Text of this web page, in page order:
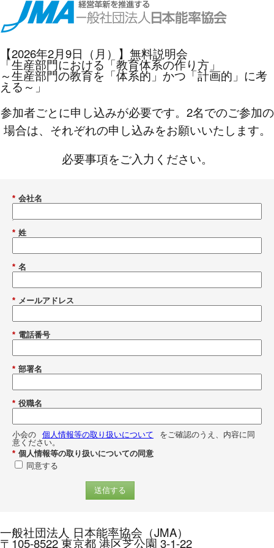
【2026年2月9日（月）】無料説明会
「生産部門における「教育体系の作り方」
～生産部門の教育を「体系的」かつ「計画的」に考
える～」
参加者ごとに申し込みが必要です。2名でのご参加の
場合は、それぞれの申し込みをお願いいたします。
必要事項をご入力ください。
* 会社名
* 姓
* 名
* メールアドレス
* 電話番号
* 部署名
* 役職名
小会の 個人情報等の取り扱いについて
をご確認のうえ、内容に同
意ください。
* 個人情報等の取り扱いについての同意
同意する
送信する
一般社団法人 日本能率協会（JMA）
〒105-8522 東京都 港区芝公園 3-1-22